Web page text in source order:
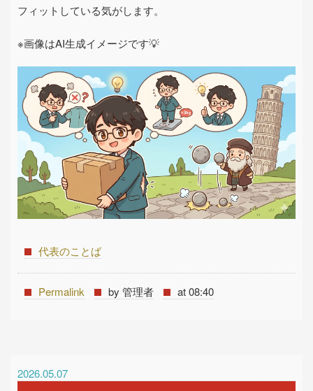
フィットしている気がします。
※画像はAI生成イメージです💡
代表のことば
Permalink by 管理者 at 08:40
2026.05.07